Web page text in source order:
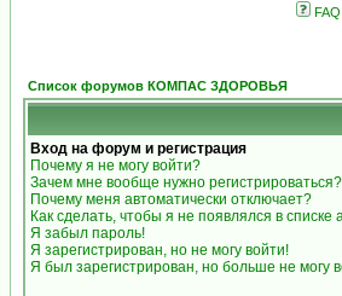
FAQ
Список форумов КОМПАС ЗДОРОВЬЯ
Вход на форум и регистрация
Почему я не могу войти?
Зачем мне вообще нужно регистрироваться?
Почему меня автоматически отключает?
Как сделать, чтобы я не появлялся в списке
Я забыл пароль!
Я зарегистрирован, но не могу войти!
Я был зарегистрирован, но больше не могу